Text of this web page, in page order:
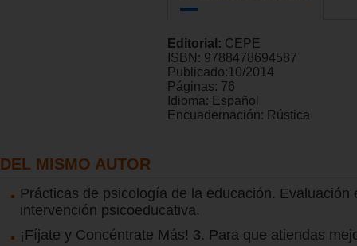
Editorial: CEPE
ISBN: 9788478694587
Publicado:10/2014
Páginas: 76
Idioma: Español
Encuadernación: Rústica
DEL MISMO AUTOR
Prácticas de psicología de la educación. Evaluación
intervención psicoeducativa.
¡Fíjate y Concéntrate Más! 3. Para que atiendas